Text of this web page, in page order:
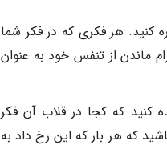
کنید. هر فکری که در فکر شما
ماندن از تنفس خود به عنوان
کنید که کجا در قلاب آن فکر
که هر بار که این رخ داد به